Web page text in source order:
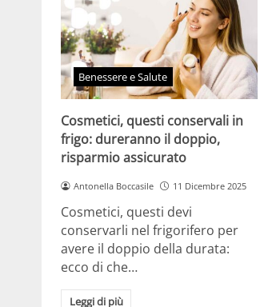
Benessere e Salute
Cosmetici, questi conservali in
frigo: dureranno il doppio,
risparmio assicurato
Antonella Boccasile 11 Dicembre 2025
Cosmetici, questi devi
conservarli nel frigorifero per
avere il doppio della durata:
ecco di che…
Leggi di più